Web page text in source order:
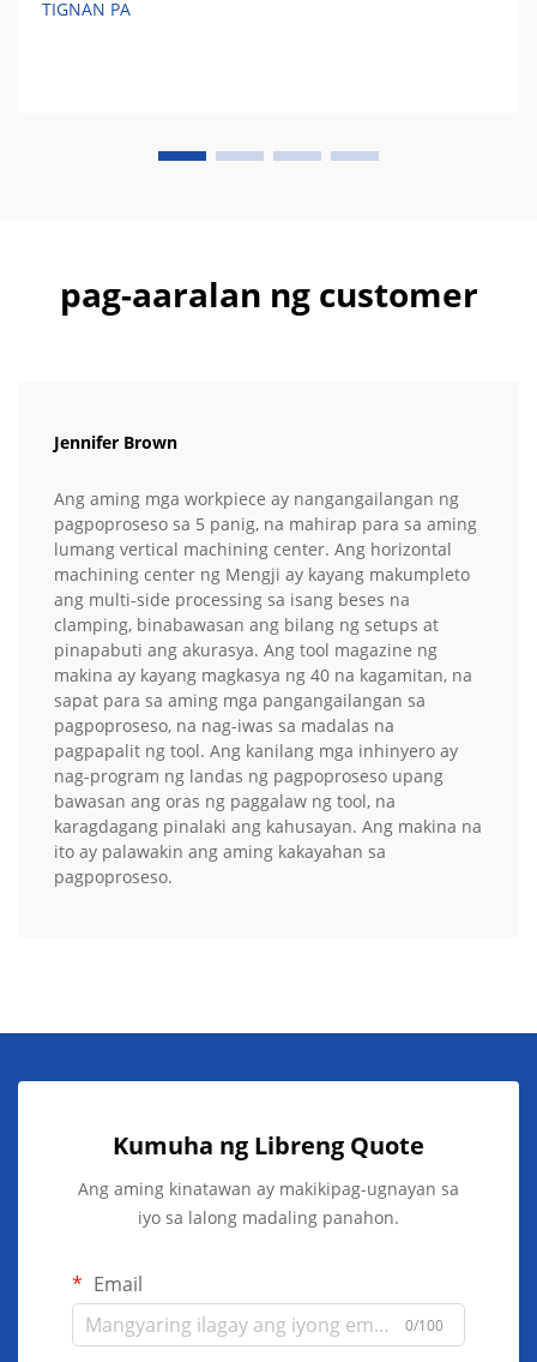
TIGNAN PA
pag-aaralan ng customer
Jennifer Brown
Ang aming mga workpiece ay nangangailangan ng
pagpoproseso sa 5 panig, na mahirap para sa aming
lumang vertical machining center. Ang horizontal
machining center ng Mengji ay kayang makumpleto
ang multi-side processing sa isang beses na
clamping, binabawasan ang bilang ng setups at
pinapabuti ang akurasya. Ang tool magazine ng
makina ay kayang magkasya ng 40 na kagamitan, na
sapat para sa aming mga pangangailangan sa
pagpoproseso, na nag-iwas sa madalas na
pagpapalit ng tool. Ang kanilang mga inhinyero ay
nag-program ng landas ng pagpoproseso upang
bawasan ang oras ng paggalaw ng tool, na
karagdagang pinalaki ang kahusayan. Ang makina na
ito ay palawakin ang aming kakayahan sa
pagpoproseso.
Kumuha ng Libreng Quote
Ang aming kinatawan ay makikipag-ugnayan sa
iyo sa lalong madaling panahon.
Email
0/100